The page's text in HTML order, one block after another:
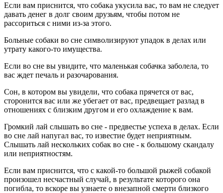
Если вам приснится, что собака укусила вас, то вам не следует
давать денег в долг своим друзьям, чтобы потом не
рассориться с ними из-за этого.
Больные собаки во сне символизируют упадок в делах или
утрату какого-то имущества.
Если во сне вы увидите, что маленькая собачка заболела, то
вас ждет печаль и разочарования.
Сон, в котором вы увидели, что собака прячется от вас,
сторонится вас или же убегает от вас, предвещает разлад в
отношениях с близким другом и его охлаждение к вам.
Громкий лай слышать во сне - предвестье успеха в делах. Если
во сне лай напугал вас, то известие будет неприятным.
Слышать лай нескольких собак во сне - к большому скандалу
или неприятностям.
Если вам приснится, что с какой-то большой рыжей собакой
произошел несчастный случай, в результате которого она
погибла, то вскоре вы узнаете о внезапной смерти близкого